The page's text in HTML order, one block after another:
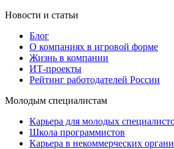
Новости и статьи
Блог
О компаниях в игровой форме
Жизнь в компании
ИТ-проекты
Рейтинг работодателей России
Молодым специалистам
Карьера для молодых
Школа программистов
Карьера в некоммерческих